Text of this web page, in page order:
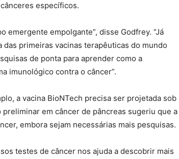
específicos.
emergente empolgante”, disse Godfrey. “Já
primeiras vacinas terapêuticas do mundo
de ponta para aprender como a
imunológico contra o câncer”.
a vacina BioNTech precisa ser projetada sob
em câncer de pâncreas sugeriu que a
embora sejam necessárias mais pesquisas.
testes de câncer nos ajuda a descobrir mais